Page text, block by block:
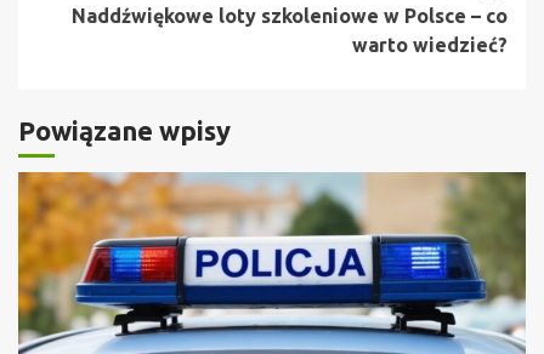
Naddźwiękowe loty szkoleniowe w Polsce – co
warto wiedzieć?
Powiązane wpisy